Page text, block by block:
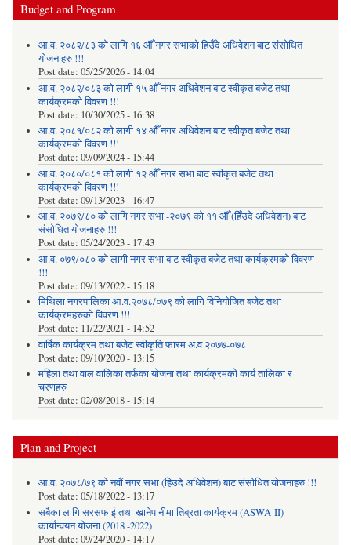
Budget and Program
आ.व. २०८२/८३ को लागि १६ औँ नगर सभाको हिउँदे अधिवेशन बाट संसोधित
योजनाहरु !!!
Post date: 05/25/2026 - 14:04
आ.व. २०८२/०८३ को लागी १५ औँ नगर अधिवेशन बाट स्वीकृत बजेट तथा
कार्यक्रमको विवरण !!!
Post date: 10/30/2025 - 16:38
आ.व. २०८१/०८२ को लागी १४ औँ नगर अधिवेशन बाट स्वीकृत बजेट तथा
कार्यक्रमको विवरण !!!
Post date: 09/09/2024 - 15:44
आ.व. २०८०/०८१ को लागी १२ औँ नगर सभा बाट स्वीकृत बजेट तथा
कार्यक्रमको विवरण !!!
Post date: 09/13/2023 - 16:47
आ.व. २०७९/८० को लागि नगर सभा -२०७९ को ११ औँ (हिँउदे अधिवेशन) बाट
संसोधित योजनाहरु !!!
Post date: 05/24/2023 - 17:43
आ.व. ०७९/०८० को लागी नगर सभा बाट स्वीकृत बजेट तथा कार्यक्रमको विवरण
!!!
Post date: 09/13/2022 - 15:18
मिथिला नगरपालिका आ.व.२०७८/०७९ को लागि विनियोजित बजेट तथा
कार्यक्रमहरुको विवरण !!!
Post date: 11/22/2021 - 14:52
वार्षिक कार्यक्रम तथा बजेट स्वीकृति फारम अ.व २०७७-०७८
Post date: 09/10/2020 - 13:15
महिला तथा वाल वालिका तर्फका याेजना तथा कार्यक्रमकाे कार्य तालिका र
चरणहरु
Post date: 02/08/2018 - 15:14
Plan and Project
आ.व. २०७८/७९ को नवौं नगर सभा (हिउदे अधिवेशन) बाट संसोधित योजनाहरु !!!
Post date: 05/18/2022 - 13:17
सबैका लागि सरसफाई तथा खानेपानीमा तिब्रता कार्यक्रम (ASWA-II)
कार्यान्वयन योजना (2018 -2022)
Post date: 09/24/2020 - 14:17